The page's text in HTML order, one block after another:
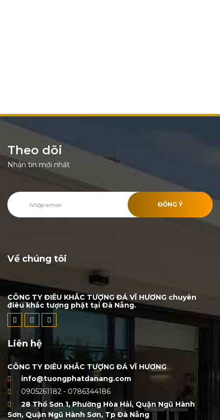
Theo dõi
Nhận tin mới nhất
ĐỒNG Ý
Về chúng tôi
CÔNG TY ĐIÊU KHẮC TƯỢNG ĐÁ VĨ HƯƠNG chuyên
điêu khắc tượng phật tại Đà Nẵng.
Liên hệ
CÔNG TY ĐIÊU KHẮC TƯỢNG ĐÁ VĨ HƯƠNG
info@tuongphatdanang.com
0905261182 - 0786344186
28 Thổ Sơn 1, Phường Hòa Hải, Quận Ngũ Hành
Sơn, Quận Ngũ Hành Sơn, Tp Đà Nẵng